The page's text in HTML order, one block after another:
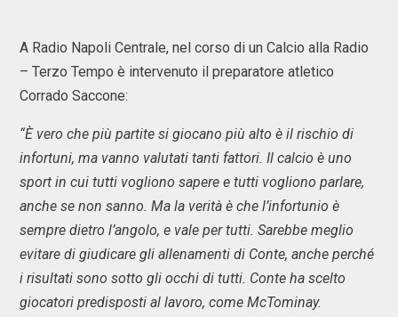
A Radio Napoli Centrale, nel corso di un Calcio alla Radio
– Terzo Tempo è intervenuto il preparatore atletico
Corrado Saccone:
“È vero che più partite si giocano più alto è il rischio di
infortuni, ma vanno valutati tanti fattori. Il calcio è uno
sport in cui tutti vogliono sapere e tutti vogliono parlare,
anche se non sanno. Ma la verità è che l’infortunio è
sempre dietro l’angolo, e vale per tutti. Sarebbe meglio
evitare di giudicare gli allenamenti di Conte, anche perché
i risultati sono sotto gli occhi di tutti. Conte ha scelto
giocatori predisposti al lavoro, come McTominay.